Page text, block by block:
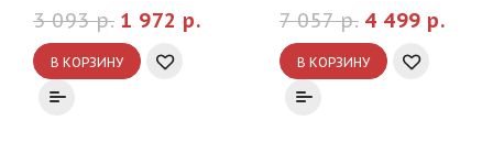
1 972 р.
3 093 р.
В КОРЗИНУ
4 499 р.
7 057 р.
В КОРЗИНУ